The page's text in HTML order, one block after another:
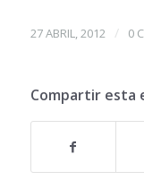
27 ABRIL, 2012 / 0
Compartir esta